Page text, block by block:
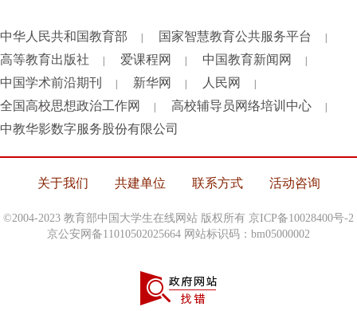
中华人民共和国教育部 国家智慧教育公共服务平台
高等教育出版社 爱课程网 中国教育新闻网
中国学术前沿期刊 新华网 人民网
全国高校思想政治工作网 高校辅导员网络培训中心
中教华影数字服务股份有限公司
关于我们 共建单位 联系方式 活动咨询
©2004-2023 教育部中国大学生在线网站 版权所有 京ICP备10028400号-2
京公安网备11010502025664 网站标识码：bm05000002